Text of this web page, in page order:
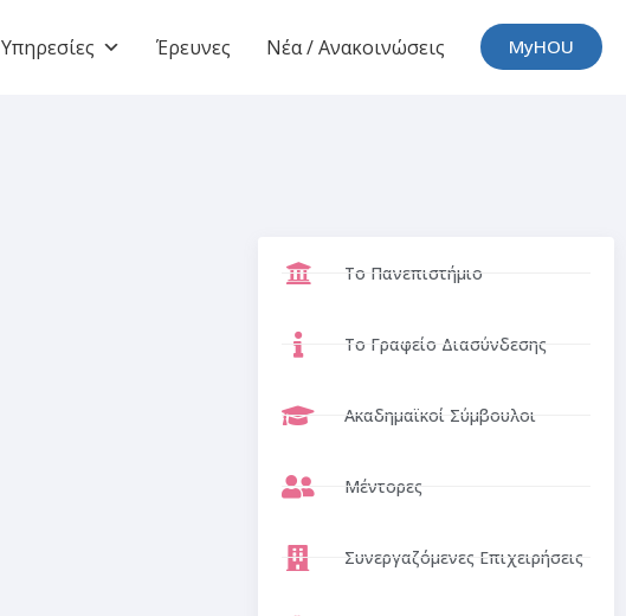
Υπηρεσίες Έρευνες Νέα / Ανακοινώσεις MyHOU
Το Πανεπιστήμιο
Το Γραφείο Διασύνδεσης
Ακαδημαϊκοί Σύμβουλοι
Μέντορες
Συνεργαζόμενες Επιχειρήσεις